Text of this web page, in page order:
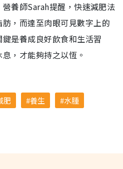
養師Sarah提醒，快速減肥法
，而達至肉眼可見數字上的
是養成良好飲食和生活習
，才能夠持之以恆。
肥 養生
水腫